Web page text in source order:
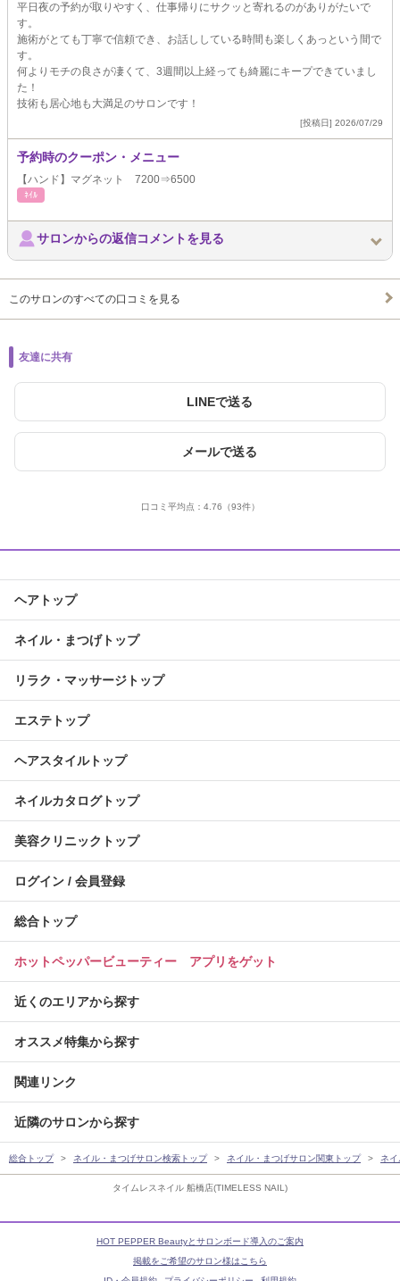
タイムレスネイル 船橋店(TIMELESS NAIL)
平日夜の予約が取りやすく、仕事帰りにサクッと寄れるのがありがたいで
す。
施術がとても丁寧で信頼でき、お話ししている時間も楽しくあっという間で
す。
何よりモチの良さが凄くて、3週間以上経っても綺麗にキープできていまし
た！
技術も居心地も大満足のサロンです！
[投稿日] 2026/07/29
予約時のクーポン・メニュー
【ハンド】マグネット 7200⇒6500
ﾈｲﾙ
サロンからの返信コメントを見る
このサロンのすべての口コミを見る
友達に共有
LINEで送る
メールで送る
口コミ平均点： 4.76 （93件）
ヘアトップ
ネイル・まつげトップ
リラク・マッサージトップ
エステトップ
ヘアスタイルトップ
ネイルカタログトップ
美容クリニックトップ
ログイン / 会員登録
総合トップ
ホットペッパービューティー アプリをゲット
近くのエリアから探す
オススメ特集から探す
関連リンク
近隣のサロンから探す
総合トップ ネイル・まつげサロン検索トップ ネイル・まつげサロン関東トップ ネ
HOT PEPPER Beautyとサロンボード導入のご案内
掲載をご希望のサロン様はこちら